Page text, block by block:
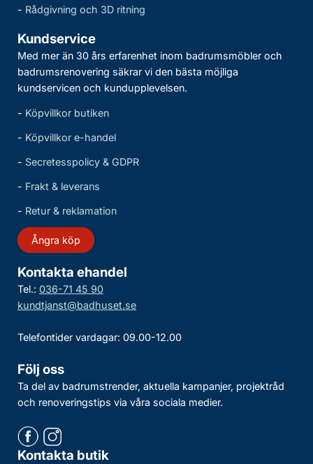
- Rådgivning och 3D ritning
Kundservice
Med mer än 30 års erfarenhet inom badrumsmöbler och
badrumsrenovering säkrar vi den bästa möjliga
kundservicen och kundupplevelsen.
- Köpvillkor butiken
- Köpvillkor e-handel
- Secretesspolicy & GDPR
- Frakt & leverans
- Retur & reklamation
Ångra köp
Kontakta ehandel
Tel.: 036-71 45 90
kundtjanst@badhuset.se
Telefontider vardagar: 09.00-12.00
Följ oss
Ta del av badrumstrender, aktuella kampanjer, projektråd
och renoveringstips via våra sociala medier.
Kontakta butik